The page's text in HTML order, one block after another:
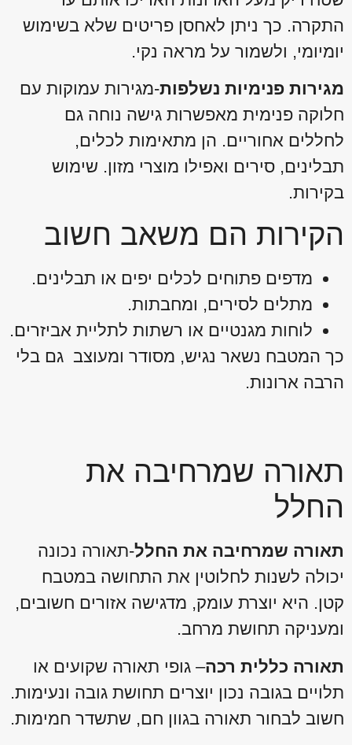
התקרה. כך ניתן לאחסן פריטים שלא בשימוש
יומיומי, ולשמור על מראה נקי.
מגירות פנימיות נשלפות-מגירות עמוקות עם
חלוקה פנימית מאפשרות גישה נוחה גם
לחללים אחוריים. הן מתאימות לכלים,
תבלינים, סירים ואפילו מוצרי מזון. שימוש
בקירות.
הקירות הם משאב חשוב
מדפים פתוחים לכלים יפים או תבלינים.
מתלים לסירים, ומחבתות.
לוחות מגנטיים או רשתות לתליית אביזרים.
כך המטבח נשאר נגיש, מסודר ומעוצב גם בלי
הרבה ארונות.
תאורה שמרחיבה את
החלל
תאורה שמרחיבה את החלל-תאורה נכונה
יכולה לשנות לחלוטין את התחושה במטבח
קטן. היא יוצרת עומק, מדגישה אזורים חשובים,
ומעניקה תחושת מרחב.
תאורה כללית רכה– גופי תאורה שקועים או
תלויים בגובה נכון יוצרים תחושת גובה ונעימות.
חשוב לבחור תאורה בגוון חם, שתשדר חמימות.